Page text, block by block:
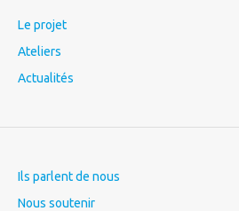
Le projet
Ateliers
Actualités
Ils parlent de nous
Nous soutenir